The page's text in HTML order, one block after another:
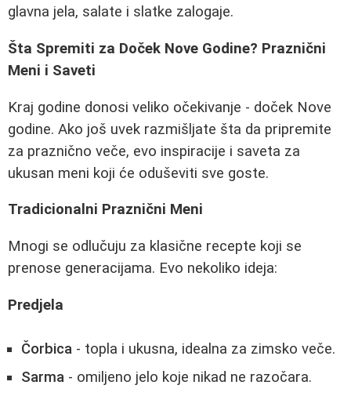
glavna jela, salate i slatke zalogaje.
Šta Spremiti za Doček Nove Godine? Praznični
Meni i Saveti
Kraj godine donosi veliko očekivanje - doček Nove
godine. Ako još uvek razmišljate šta da pripremite
za praznično veče, evo inspiracije i saveta za
ukusan meni koji će oduševiti sve goste.
Tradicionalni Praznični Meni
Mnogi se odlučuju za klasične recepte koji se
prenose generacijama. Evo nekoliko ideja:
Predjela
Čorbica - topla i ukusna, idealna za zimsko veče.
Sarma - omiljeno jelo koje nikad ne razočara.